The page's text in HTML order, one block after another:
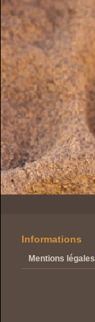
Informations
Mentions légales